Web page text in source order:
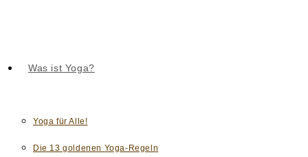
Was ist Yoga?
Yoga für Alle!
Die 13 goldenen Yoga-Regeln